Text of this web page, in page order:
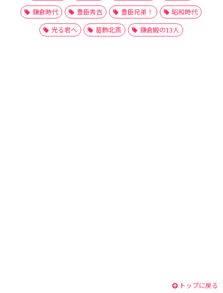
鎌倉時代
豊臣秀吉 豊臣兄弟！
昭和時代
光る君へ
葛飾北斎 鎌倉殿の13人
トップに戻る